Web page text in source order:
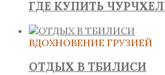
ГДЕ КУПИТЬ
ВДОХНОВЕНИЕ ГРУЗИЕЙ
ОТДЫХ В ТБИЛИСИ